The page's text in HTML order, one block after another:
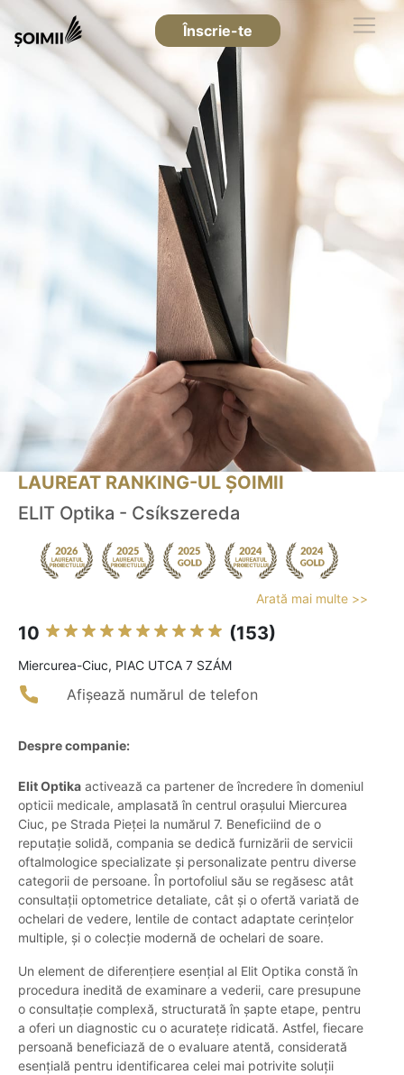
Înscrie-te
LAUREAT RANKING-UL ȘOIMII
ELIT Optika - Csíkszereda
Arată mai multe >>
10 (153)
Miercurea-Ciuc, PIAC UTCA 7 SZÁM
Afișează numărul de telefon
Despre companie:
Elit Optika activează ca partener de încredere în domeniul
opticii medicale, amplasată în centrul orașului Miercurea
Ciuc, pe Strada Pieței la numărul 7. Beneficiind de o
reputație solidă, compania se dedică furnizării de servicii
oftalmologice specializate și personalizate pentru diverse
categorii de persoane. În portofoliul său se regăsesc atât
consultații optometrice detaliate, cât și o ofertă variată de
ochelari de vedere, lentile de contact adaptate cerințelor
multiple, și o colecție modernă de ochelari de soare.
Un element de diferențiere esențial al Elit Optika constă în
procedura inedită de examinare a vederii, care presupune
o consultație complexă, structurată în șapte etape, pentru
a oferi un diagnostic cu o acuratețe ridicată. Astfel, fiecare
persoană beneficiază de o evaluare atentă, considerată
esențială pentru identificarea celei mai potrivite soluții